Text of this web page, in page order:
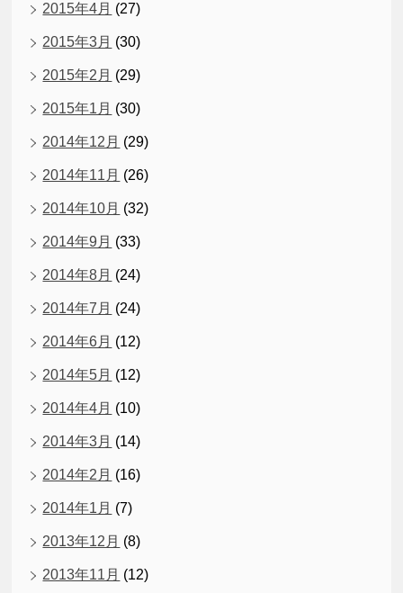
2015年4月 (27)
2015年3月 (30)
2015年2月 (29)
2015年1月 (30)
2014年12月 (29)
2014年11月 (26)
2014年10月 (32)
2014年9月 (33)
2014年8月 (24)
2014年7月 (24)
2014年6月 (12)
2014年5月 (12)
2014年4月 (10)
2014年3月 (14)
2014年2月 (16)
2014年1月 (7)
2013年12月 (8)
2013年11月 (12)